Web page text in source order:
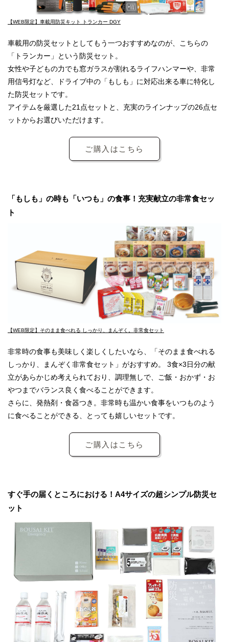
【WEB限定】車載用防災キット トランカー DGY
車載用の防災セットとしてもう一つおすすめなのが、こちらの
「トランカー」という防災セット。
女性や子どもの力でも窓ガラスが割れるライフハンマーや、非常
用信号灯など、ドライブ中の「もしも」に対応出来る車に特化し
た防災セットです。
アイテムを厳選した21点セットと、充実のラインナップの26点セ
ットからお選びいただけます。
ご購入はこちら
「もしも」の時も「いつも」の食事！充実献立の非常食セッ
ト
【WEB限定】そのまま食べれる しっかり、まんぞく。非常食セット
非常時の食事も美味しく楽しくしたいなら、「そのまま食べれる
しっかり、まんぞく非常食セット」がおすすめ。 3食×3日分の献
立があらかじめ考えられており、調理無しで、ご飯・おかず・お
やつまでバランス良く食べることができます。
さらに、発熱剤・食器つき。非常時も温かい食事をいつものよう
に食べることができる、とっても嬉しいセットです。
ご購入はこちら
すぐ手の届くところにおける！A4サイズの超シンプル防災セ
ット